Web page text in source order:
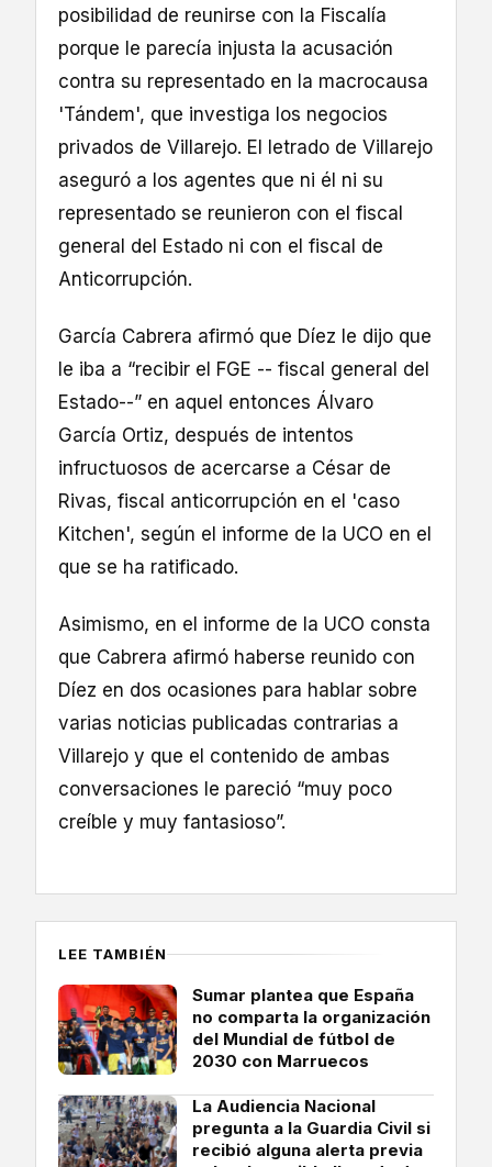
posibilidad de reunirse con la Fiscalía
porque le parecía injusta la acusación
contra su representado en la macrocausa
'Tándem', que investiga los negocios
privados de Villarejo. El letrado de Villarejo
aseguró a los agentes que ni él ni su
representado se reunieron con el fiscal
general del Estado ni con el fiscal de
Anticorrupción.
García Cabrera afirmó que Díez le dijo que
le iba a “recibir el FGE -- fiscal general del
Estado--” en aquel entonces Álvaro
García Ortiz, después de intentos
infructuosos de acercarse a César de
Rivas, fiscal anticorrupción en el 'caso
Kitchen', según el informe de la UCO en el
que se ha ratificado.
Asimismo, en el informe de la UCO consta
que Cabrera afirmó haberse reunido con
Díez en dos ocasiones para hablar sobre
varias noticias publicadas contrarias a
Villarejo y que el contenido de ambas
conversaciones le pareció “muy poco
creíble y muy fantasioso”.
LEE TAMBIÉN
Sumar plantea que España
no comparta la organización
del Mundial de fútbol de
2030 con Marruecos
La Audiencia Nacional
pregunta a la Guardia Civil si
recibió alguna alerta previa